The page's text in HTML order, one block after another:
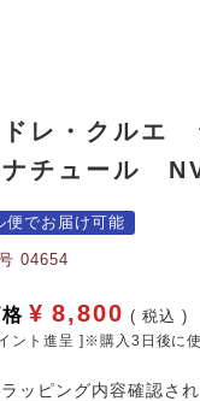
レ・クルエ
ナチュール
便でお届け可能
04654
¥ 8,800 税込
ント進呈 ]※購入3日後に
ッピング内容確認さ